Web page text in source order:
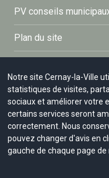
PV conseils
Plan du site
Politique de
Connexion
Accessibilité :
Notre site Cernay-la-Ville
statistiques de visites,
sociaux et améliorer votre
certains services seront
correctement. Nous
pouvez changer d'avis en
gauche de chaque page de